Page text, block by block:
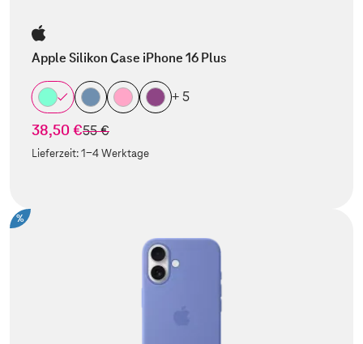
Apple Silikon Case iPhone 16 Plus
+ 5
38,50 €statt
55 €
Lieferzeit:1-4 Werktage
%